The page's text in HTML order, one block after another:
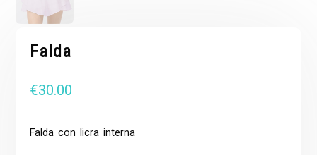
Falda
€30.00
Falda con licra interna